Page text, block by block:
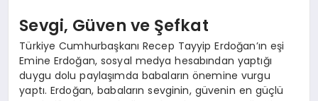
Sevgi, Güven ve Şefkat
Türkiye Cumhurbaşkanı Recep Tayyip Erdoğan’ın eşi
Emine Erdoğan, sosyal medya hesabından yaptığı
duygu dolu paylaşımda babaların önemine vurgu
yaptı. Erdoğan, babaların sevginin, güvenin en güçlü